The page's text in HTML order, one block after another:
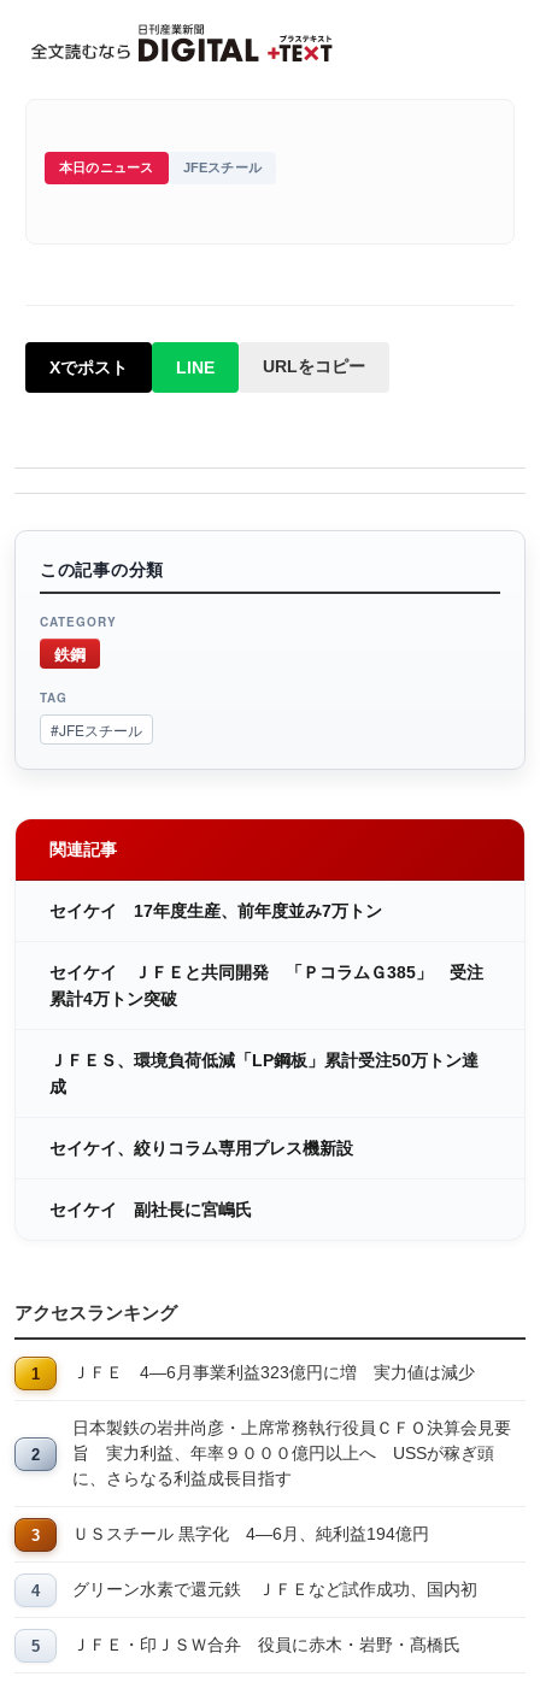
本日のニュース JFEスチール
Xでポスト LINE URLをコピー
この記事の分類
CATEGORY
鉄鋼
TAG
#JFEスチール
関連記事
セイケイ 17年度生産、前年度並み7万トン
セイケイ ＪＦＥと共同開発 「ＰコラムＧ385」 受注
累計4万トン突破
ＪＦＥＳ、環境負荷低減「LP鋼板」累計受注50万トン達
成
セイケイ、絞りコラム専用プレス機新設
セイケイ 副社長に宮嶋氏
アクセスランキング
ＪＦＥ 4―6月事業利益323億円に増 実力値は減少
日本製鉄の岩井尚彦・上席常務執行役員ＣＦＯ決算会見要
旨 実力利益、年率９０００億円以上へ USSが稼ぎ頭
に、さらなる利益成長目指す
ＵＳスチール 黒字化 4―6月、純利益194億円
グリーン水素で還元鉄 ＪＦＥなど試作成功、国内初
ＪＦＥ・印ＪＳＷ合弁 役員に赤木・岩野・髙橋氏